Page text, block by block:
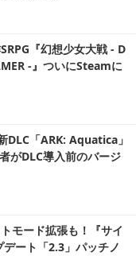
『幻想少女大戦 - D
-』ついにSteamに
DLC「ARK: Aquatica」
がDLC導入前のバージ
モード拡張も！『サイ
ート「2.3」パッチノ